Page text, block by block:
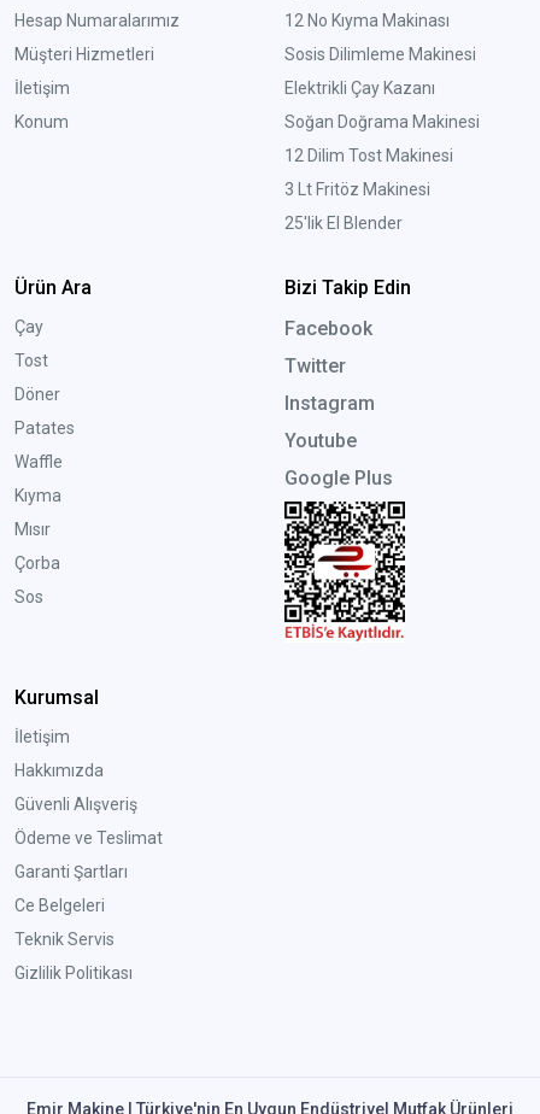
Hesap Numaralarımız
Müşteri Hizmetleri
İletişim
Konum
12 No Kıyma Makinası
Sosis Dilimleme Makinesi
Elektrikli Çay Kazanı
Soğan Doğrama Makinesi
12 Dilim Tost Makinesi
3 Lt Fritöz Makinesi
25'lik El Blender
Ürün Ara
Çay
Tost
Döner
Patates
Waffle
Kıyma
Mısır
Çorba
Sos
Bizi Takip Edin
Facebook
Twitter
Instagram
Youtube
Google Plus
Kurumsal
İletişim
Hakkımızda
Güvenli Alışveriş
Ödeme ve Teslimat
Garanti Şartları
Ce Belgeleri
Teknik Servis
Gizlilik Politikası
Emir Makine | Türkiye'nin En Uygun Endüstriyel Mutfak Ürünleri